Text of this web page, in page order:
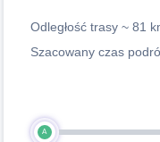
Odległość trasy ~ 81
Szacowany czas
A